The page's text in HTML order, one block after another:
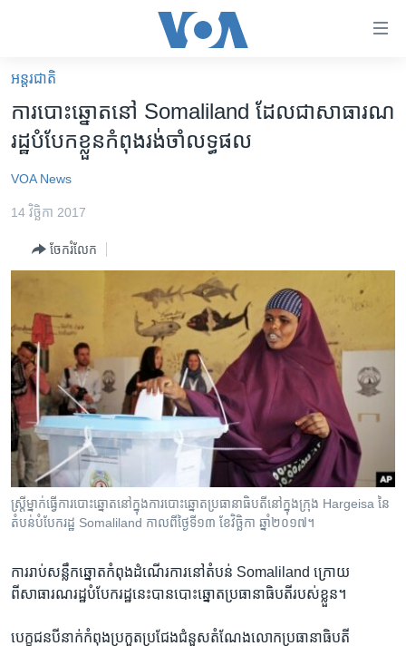
គេហទំព័រ​
ទាក់ទង
និង​
ទំព័រ​
និង​
ចូល​
ទៅ​
ទំព័រ​
រចនា
សម្ព័ន្ធ​
រំលង​
និង​
ចូល​
ទៅ​
ស្វែង​
អន្តរជាតិ
ហេឡូវីអូអេ
កម្ពុជាច្នៃប្រតិដ្ឋ
ទូរទស្សន៍ / វីដេអូ​
វិទ្យុ / ផតខាសថ៍
កម្មវិធីទាំងអស់
Khmer English
បណ្តាញ​សង្គម
ភាសា
អន្តរជាតិ
ការ​បោះឆ្នោត​នៅ​ Somaliland ដែល​ជា​សាធារណ​
រដ្ឋ​បំបែក​ខ្លួន​កំពុង​រង់ចាំ​លទ្ធផល
VOA News
14 វិច្ឆិកា 2017
ចែករំលែក
ស្ត្រី​ម្នាក់​ធ្វើ​ការ​បោះឆ្នោត​នៅ​ក្នុង​ការ​បោះឆ្នោត​ប្រធានាធិបតី​នៅ​ក្នុង​ក្រុង Hargeisa នៃ​
តំបន់​បំបែក​រដ្ឋ Somaliland កាលពី​ថ្ងៃទី១៣ ខែវិច្ឆិកា ឆ្នាំ២០១៧។
ការ​រាប់​សន្លឹកឆ្នោត​កំពុង​ដំណើរការ​នៅ​តំបន់​ Somaliland ​ក្រោយ
ពីសាធារណរដ្ឋ​បំបែក​រដ្ឋ​នេះ​បាន​បោះឆ្នោត​ប្រធានាធិបតី​របស់​ខ្លួន។
បេក្ខជន​បី​នាក់​កំពុង​ប្រកួត​ប្រជែង​ជំនួស​តំណែង​លោក​ប្រធានាធិបតី​